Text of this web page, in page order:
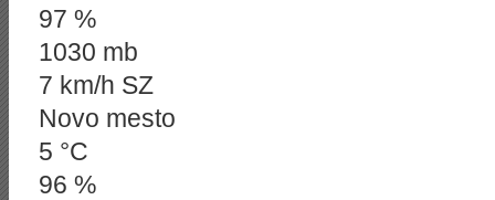
97 %
1030 mb
7 km/h SZ
Novo mesto
5 °C
96 %